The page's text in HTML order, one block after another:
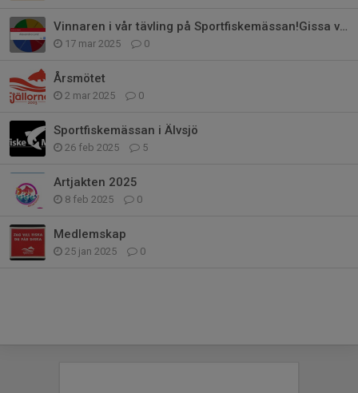
Vinnaren i vår tävling på Sportfiskemässan!Gissa vikten på
17 mar 2025 0
Årsmötet
2 mar 2025 0
Sportfiskemässan i Älvsjö
26 feb 2025 5
Artjakten 2025
8 feb 2025 0
Medlemskap
25 jan 2025 0